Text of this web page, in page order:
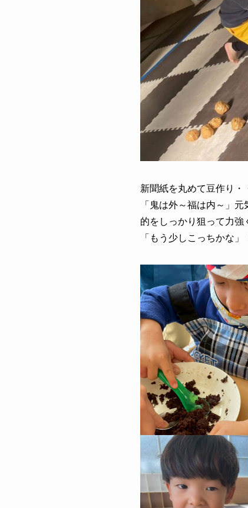
新聞紙を丸めて豆作り・
「鬼は外～福は内～」
的をしっかり狙って力
「もう少しこっちかな